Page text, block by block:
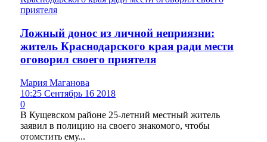
Ложный донос из личной неприязни:
житель Краснодарского края ради мести
оговорил своего приятеля
Мария Маганова
10:25 Сентябрь 16 2018
0
В Кущевском районе 25-летний местный житель
заявил в полицию на своего знакомого, чтобы
отомстить ему...